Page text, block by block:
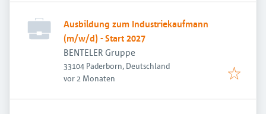
Ausbildung zum Industriekaufmann
(m/w/d) - Start 2027
BENTELER Gruppe
33104 Paderborn, Deutschland
Veröffentlicht:
vor 2 Monaten